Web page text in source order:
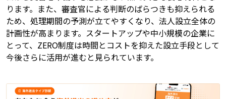
ります。また、審査官による判断のばらつきも抑えられる
ため、処理期間の予測が立てやすくなり、法人設立全体の
計画性が高まります。スタートアップや中小規模の企業に
とって、ZERO制度は時間とコストを抑えた設立手段として
今後さらに活用が進むと見られています。